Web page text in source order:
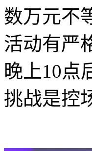
数万元不
活动有严
晚上10点
挑战是控